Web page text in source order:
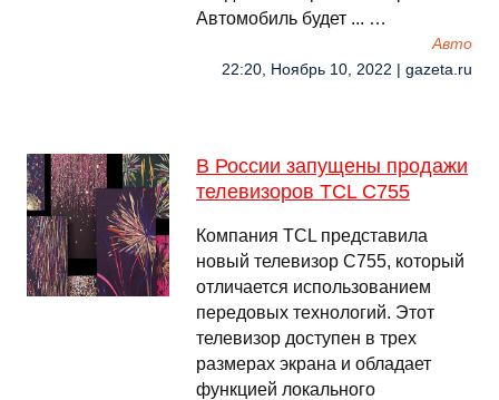
Автомобиль будет ... …
Авто
22:20, Ноябрь 10, 2022 | gazeta.ru
В России запущены продажи
телевизоров TCL C755
Компания TCL представила
новый телевизор C755, который
отличается использованием
передовых технологий. Этот
телевизор доступен в трех
размерах экрана и обладает
функцией локального